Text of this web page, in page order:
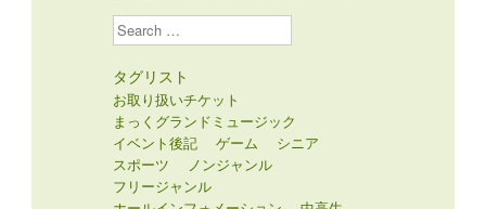
Search
タグリスト
お取り扱いチケット
まっくグランドミュージック
イベント後記
ゲーム
シニア
スポーツ
ノンジャンル
フリージャンル